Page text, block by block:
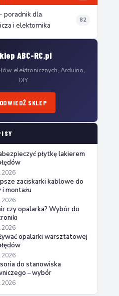
poradnik dla
i elektornika
82
ABC-RC.pl
elektronicznych, Arduino,
DIY
ODWIEDŹ SKLEP
płytkę lakierem
zaciskarki kablowe do
i montażu
czy opalarka? Wybór do
opalarki warsztatowej
do stanowiska
– wybór